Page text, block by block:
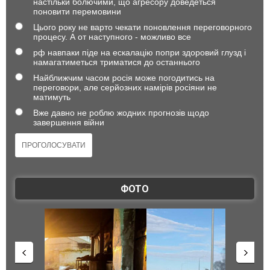
поновити перемовини
Цього року не варто чекати поновлення переговорного
процесу. А от наступного - можливо все
рф навпаки піде на ескалацію попри здоровий глузд і
намагатиметься триматися до останнього
Найближчим часом росія може погодитись на
переговори, але серйозних намірів росіяни не
матимуть
Вже давно не роблю жодних прогнозів щодо
завершення війни
ФОТО